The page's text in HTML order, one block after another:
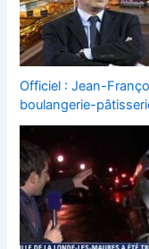
Officiel : Jean-
boulangerie-